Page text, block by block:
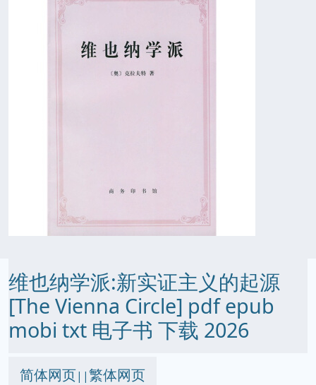
维也纳学派:新实证主义的起源
[The Vienna Circle] pdf epub
mobi txt 电子书 下载 2026
简体网页||繁体网页